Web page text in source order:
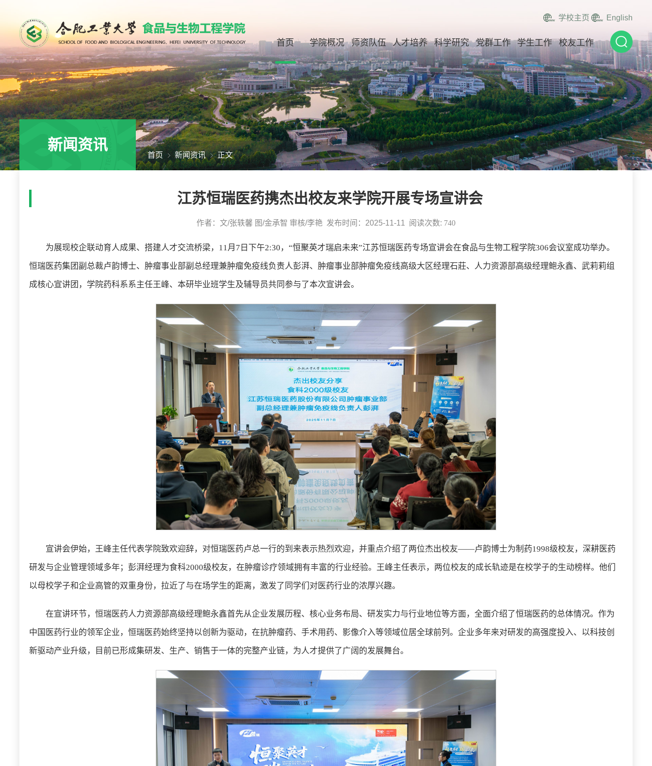
学校主页 English
首页 学院概况 师资队伍 人才培养 科学研究 党群工作 学生工作 校友工作
新闻资讯
首页 新闻资讯 正文
江苏恒瑞医药携杰出校友来学院开展专场宣讲会
作者：文/张轶馨 图/金承智 审核/李艳​ 发布时间：2025-11-11 阅读次数: 740
为展现校企联动育人成果、搭建人才交流桥梁，11月7日下午2:30，“恒聚英才瑞启未来”江苏恒瑞医药专场宣讲会在食品与生物工程学院306会议室成功举办。
恒瑞医药集团副总裁卢韵博士、肿瘤事业部副总经理兼肿瘤免疫线负责人彭湃、肿瘤事业部肿瘤免疫线高级大区经理石莊、人力资源部高级经理鲍永鑫、武莉莉组
成核心宣讲团，学院药科系系主任王峰、本研毕业班学生及辅导员共同参与了本次宣讲会。
宣讲会伊始，王峰主任代表学院致欢迎辞，对恒瑞医药卢总一行的到来表示热烈欢迎，并重点介绍了两位杰出校友——卢韵博士为制药1998级校友，深耕医药
研发与企业管理领域多年；彭湃经理为食科2000级校友，在肿瘤诊疗领域拥有丰富的行业经验。王峰主任表示，两位校友的成长轨迹是在校学子的生动榜样。他们
以母校学子和企业高管的双重身份，拉近了与在场学生的距离，激发了同学们对医药行业的浓厚兴趣。
在宣讲环节，恒瑞医药人力资源部高级经理鲍永鑫首先从企业发展历程、核心业务布局、研发实力与行业地位等方面，全面介绍了恒瑞医药的总体情况。作为
中国医药行业的领军企业，恒瑞医药始终坚持以创新为驱动，在抗肿瘤药、手术用药、影像介入等领域位居全球前列。企业多年来对研发的高强度投入、以科技创
新驱动产业升级，目前已形成集研发、生产、销售于一体的完整产业链，为人才提供了广阔的发展舞台。